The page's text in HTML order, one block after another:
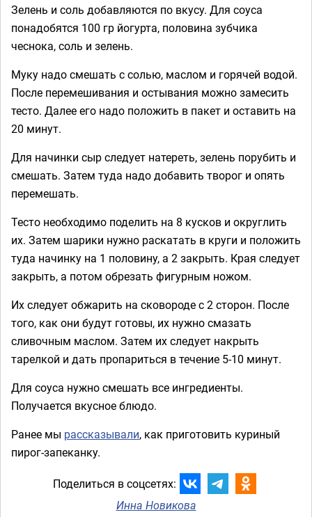
Зелень и соль добавляются по вкусу. Для соуса
понадобятся 100 гр йогурта, половина зубчика
чеснока, соль и зелень.
Муку надо смешать с солью, маслом и горячей водой.
После перемешивания и остывания можно замесить
тесто. Далее его надо положить в пакет и оставить на
20 минут.
Для начинки сыр следует натереть, зелень порубить и
смешать. Затем туда надо добавить творог и опять
перемешать.
Тесто необходимо поделить на 8 кусков и округлить
их. Затем шарики нужно раскатать в круги и положить
туда начинку на 1 половину, а 2 закрыть. Края следует
закрыть, а потом обрезать фигурным ножом.
Их следует обжарить на сковороде с 2 сторон. После
того, как они будут готовы, их нужно смазать
сливочным маслом. Затем их следует накрыть
тарелкой и дать пропариться в течение 5-10 минут.
Для соуса нужно смешать все ингредиенты.
Получается вкусное блюдо.
Ранее мы рассказывали, как приготовить куриный
пирог-запеканку.
Поделиться в соцсетях:
Инна Новикова